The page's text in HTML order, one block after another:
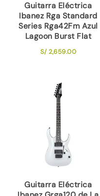
Guitarra Eléctrica
Ibanez Rga Standard
Series Rga42Fm Azul
Lagoon Burst Flat
S/2,659.00
Guitarra Eléctrica